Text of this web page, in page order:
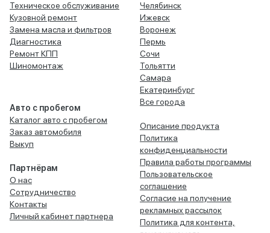
Техническое обслуживание
Кузовной ремонт
Замена масла и фильтров
Диагностика
Ремонт КПП
Шиномонтаж
Авто с пробегом
Каталог авто с пробегом
Заказ автомобиля
Выкуп
Партнёрам
О нас
Сотрудничество
Контакты
Личный кабинет партнера
Челябинск
Ижевск
Воронеж
Пермь
Сочи
Тольятти
Самара
Екатеринбург
Все города
Описание продукта
Политика
конфиденциальности
Правила работы программы
Пользовательское
соглашение
Согласие на получение
рекламных рассылок
Политика для контента,